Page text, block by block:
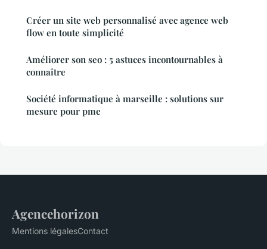
Créer un site web personnalisé avec agence web
flow en toute simplicité
Améliorer son seo : 5 astuces incontournables à
connaître
Société informatique à marseille : solutions sur
mesure pour pme
Agencehorizon
Mentions légalesContact